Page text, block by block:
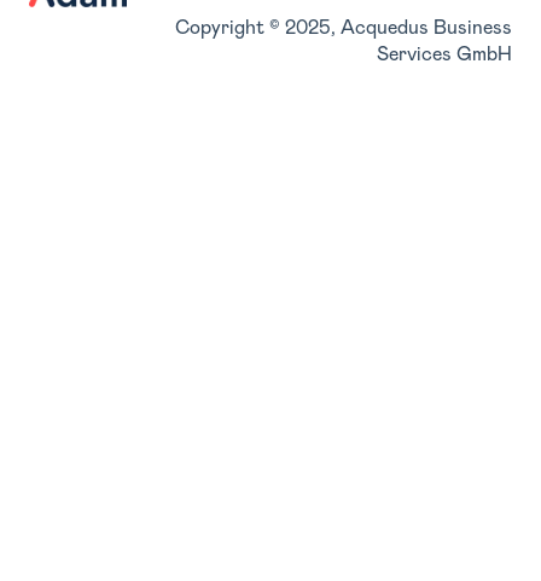
AccountverwaltungCopyright © 2025, Acquedus Business
Services GmbH